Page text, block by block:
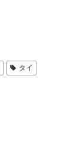
タイ